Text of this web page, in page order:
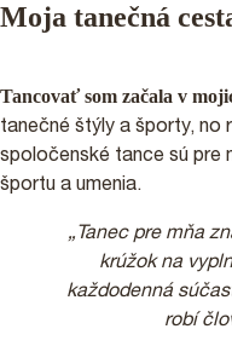
Moja tanečná
Tancovať som začala v
tanečné štýly a športy, no
spoločenské tance sú pre
športu a umenia.
„Tanec pre mňa
krúžok na
každodenná
robí